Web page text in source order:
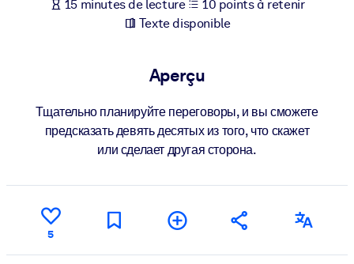
Pour les systèmes d’IA
structurées pour améliorer les résultats.
15 minutes de lecture
10 points à retenir
Texte disponible
Aperçu
Тщательно планируйте переговоры, и вы сможете
предсказать девять десятых из того, что скажет
или сделает другая сторона.
5